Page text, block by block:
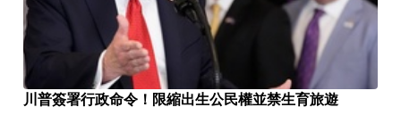
川普簽署行政命令！限縮出生公民權並禁生育旅遊